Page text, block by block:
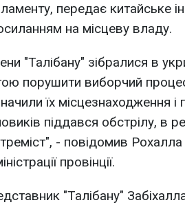
передає китайське
на місцеву владу.
"Талібану" зібралися в
порушити виборчий
їх місцезнаходження
піддався обстрілу, в
- повідомив
провінції.
"Талібану"